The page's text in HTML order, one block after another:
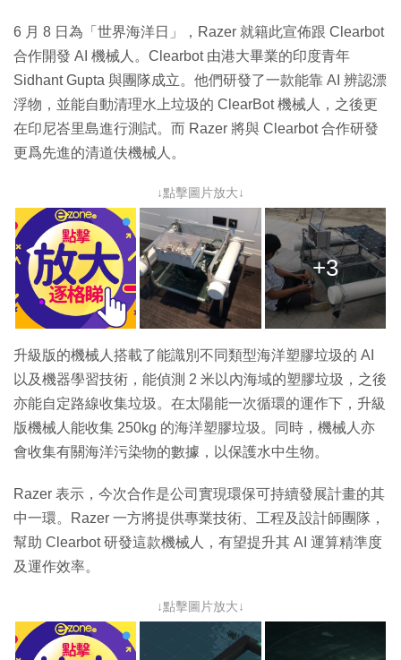
6 月 8 日為「世界海洋日」，Razer 就籍此宣佈跟 Clearbot
合作開發 AI 機械人。Clearbot 由港大畢業的印度青年
Sidhant Gupta 與團隊成立。他們研發了一款能靠 AI 辨認漂
浮物，並能自動清理水上垃圾的 ClearBot 機械人，之後更
在印尼峇里島進行測試。而 Razer 將與 Clearbot 合作研發
更爲先進的清道伕機械人。
↓點擊圖片放大↓
+3
升級版的機械人搭載了能識別不同類型海洋塑膠垃圾的 AI
以及機器學習技術，能偵測 2 米以內海域的塑膠垃圾，之後
亦能自定路線收集垃圾。在太陽能一次循環的運作下，升級
版機械人能收集 250kg 的海洋塑膠垃圾。同時，機械人亦
會收集有關海洋污染物的數據，以保護水中生物。
Razer 表示，今次合作是公司實現環保可持續發展計畫的其
中一環。Razer 一方將提供專業技術、工程及設計師團隊，
幫助 Clearbot 研發這款機械人，有望提升其 AI 運算精準度
及運作效率。
↓點擊圖片放大↓